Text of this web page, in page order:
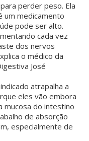
perder peso. Ela
um medicamento
pode ser alto.
cada vez
dos nervos
o médico da
José
atrapalha a
eles vão embora
mucosa do intestino
de absorção
especialmente de